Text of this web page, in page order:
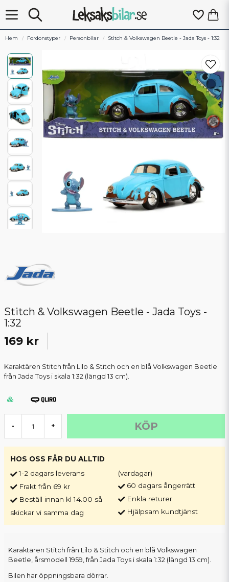
Hem Fordonstyper Personbilar Stitch & Volkswagen Beetle - Jada Toys - 1:32
Stitch & Volkswagen Beetle - Jada Toys -
1:32
169 kr
Karaktären Stitch från Lilo & Stitch och en blå Volkswagen Beetle
från Jada Toys i skala 1:32 (längd 13 cm).
- + KÖP
HOS OSS FÅR DU ALLTID
1-2 dagars leverans
Frakt från 69 kr
Beställ innan kl 14.00 så
skickar vi samma dag
(vardagar)
60 dagars ångerrätt
Enkla returer
Hjälpsam kundtjänst
Karaktären Stitch från Lilo & Stitch och en blå Volkswagen
Beetle, årsmodell 1959, från Jada Toys i skala 1:32 (längd 13 cm).
Bilen har öppningsbara dörrar.